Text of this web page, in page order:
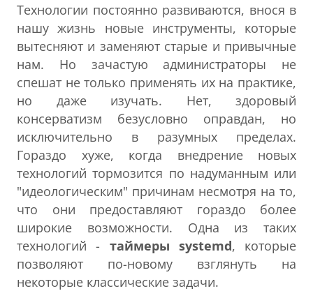
Технологии постоянно развиваются, внося в
нашу жизнь новые инструменты, которые
вытесняют и заменяют старые и привычные
нам. Но зачастую администраторы не
спешат не только применять их на практике,
но даже изучать. Нет, здоровый
консерватизм безусловно оправдан, но
исключительно в разумных пределах.
Гораздо хуже, когда внедрение новых
технологий тормозится по надуманным или
"идеологическим" причинам несмотря на то,
что они предоставляют гораздо более
широкие возможности. Одна из таких
технологий - таймеры systemd, которые
позволяют по-новому взглянуть на
некоторые классические задачи.